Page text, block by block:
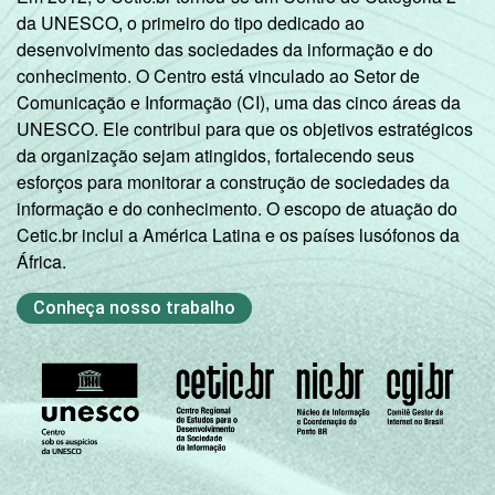
da UNESCO, o primeiro do tipo dedicado ao
desenvolvimento das sociedades da informação e do
conhecimento. O Centro está vinculado ao Setor de
Comunicação e Informação (CI), uma das cinco áreas da
UNESCO. Ele contribui para que os objetivos estratégicos
da organização sejam atingidos, fortalecendo seus
esforços para monitorar a construção de sociedades da
informação e do conhecimento. O escopo de atuação do
Cetic.br inclui a América Latina e os países lusófonos da
África.
Conheça nosso trabalho